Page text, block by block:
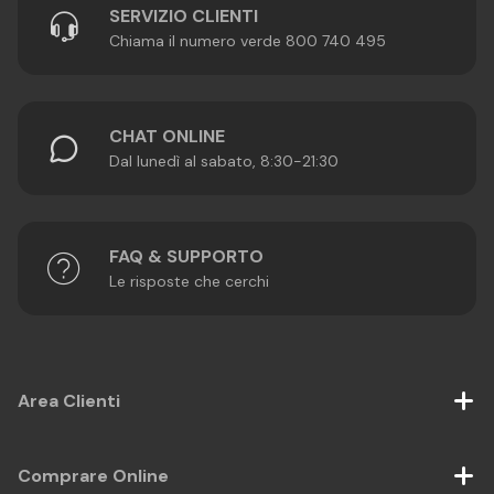
SERVIZIO CLIENTI
Chiama il numero verde 800 740 495
CHAT ONLINE
Dal lunedì al sabato, 8:30-21:30
FAQ & SUPPORTO
Le risposte che cerchi
Area Clienti
Comprare Online